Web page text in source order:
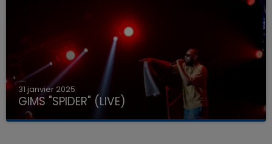
31 janvier 2025
GIMS "SPIDER" (LIVE)